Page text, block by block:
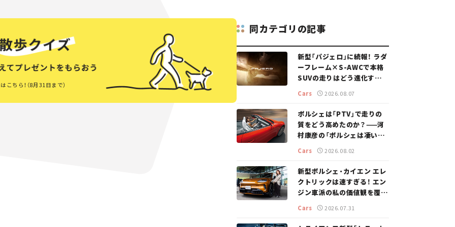
こちら！（8月31日まで）
同カテゴリの記事
新型「パジェロ」に続報！ ラダ
ーフレーム×S-AWCで本格
SUVの走りはどう進化する？
【新車ニュース】
Cars 2026.08.07
ポルシェは「PTV」で走りの
質をどう高めたのか？——河
村康彦の「ポルシェは凄い！」
Cars 2026.08.02
新型ポルシェ・カイエン エレ
クトリックは速すぎる！ エン
ジン車派の私の価値観を覆し
た、新しいポルシェの走り。
Cars 2026.07.31